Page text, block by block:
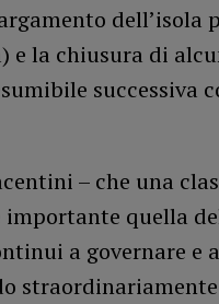
dell’isola
la chiusura di
successiva
– che una
quella
a governare e